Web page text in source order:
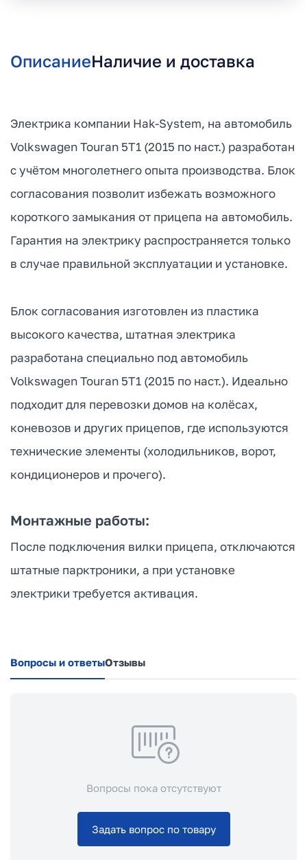
ОписаниеНаличие и доставка
Электрика компании Hak-System, на автомобиль
Volkswagen Touran 5T1 (2015 по наст.) разработан
с учётом многолетнего опыта производства. Блок
согласования позволит избежать возможного
короткого замыкания от прицепа на автомобиль.
Гарантия на электрику распространяется только
в случае правильной эксплуатации и установке.
Блок согласования изготовлен из пластика
высокого качества, штатная электрика
разработана специально под автомобиль
Volkswagen Touran 5T1 (2015 по наст.). Идеально
подходит для перевозки домов на колёсах,
коневозов и других прицепов, где используются
технические элементы (холодильников, ворот,
кондиционеров и прочего).
Монтажные работы:
После подключения вилки прицепа, отключаются
штатные парктроники, а при установке
электрики требуется активация.
Вопросы и ответыОтзывы
Вопросы пока отсутствуют
Задать вопрос по товару